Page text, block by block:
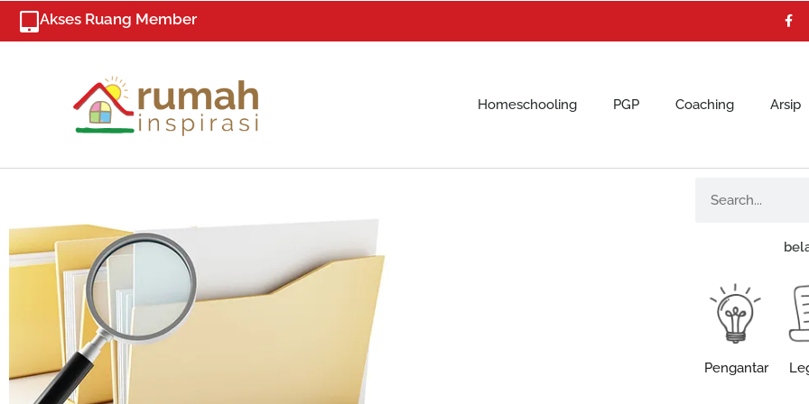
Skip
content
Akses Ruang Member
a
c
e
Homeschooling PGP Coaching Arsip
Pengantar